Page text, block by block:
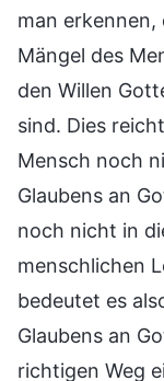
man erkennen,
Mängel des
den Willen
sind. Dies
Mensch noch
Glaubens an
noch nicht in
menschlichen
bedeutet es
Glaubens an
richtigen Weg